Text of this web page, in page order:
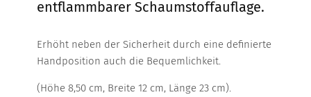
entflammbarer Schaumstoffauflage.
Erhöht neben der Sicherheit durch eine definierte
Handposition auch die Bequemlichkeit.
(Höhe 8,50 cm, Breite 12 cm, Länge 23 cm).